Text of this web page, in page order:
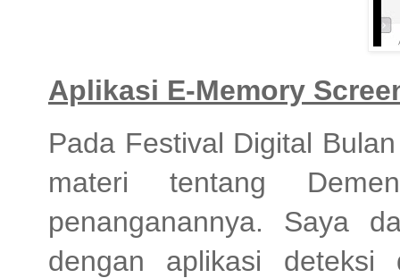
Aplikasi E-Memory
Pada Festival Digital
materi tentang
penanganannya. Saya
dengan aplikasi deteksi